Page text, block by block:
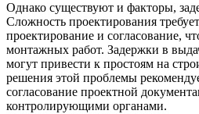
Однако существуют и факторы,
Сложность проектирования
проектирование и согласование,
монтажных работ. Задержки в
могут привести к простоям на
решения этой проблемы
согласование проектной
контролирующими органами.